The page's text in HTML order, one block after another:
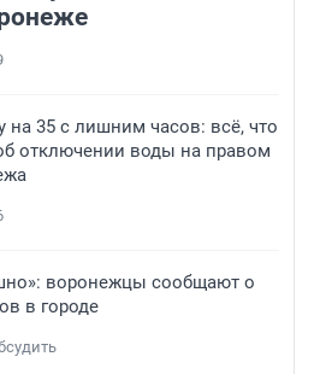
на 35 с лишним часов: всё, что
отключении воды на правом
воронежцы сообщают о
в городе